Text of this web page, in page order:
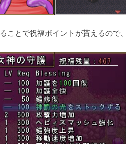
ことで祝福ポイントが貰えるの